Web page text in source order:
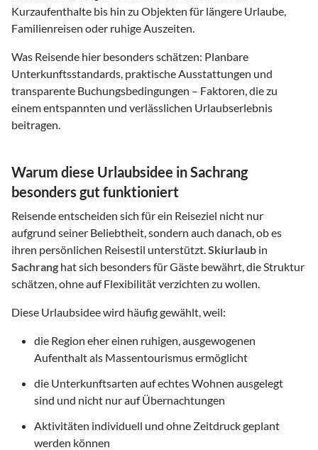
Kurzaufenthalte bis hin zu Objekten für längere Urlaube,
Familienreisen oder ruhige Auszeiten.
Was Reisende hier besonders schätzen: Planbare
Unterkunftsstandards, praktische Ausstattungen und
transparente Buchungsbedingungen – Faktoren, die zu
einem entspannten und verlässlichen Urlaubserlebnis
beitragen.
Warum diese Urlaubsidee in Sachrang
besonders gut funktioniert
Reisende entscheiden sich für ein Reiseziel nicht nur
aufgrund seiner Beliebtheit, sondern auch danach, ob es
ihren persönlichen Reisestil unterstützt. Skiurlaub in
Sachrang hat sich besonders für Gäste bewährt, die Struktur
schätzen, ohne auf Flexibilität verzichten zu wollen.
Diese Urlaubsidee wird häufig gewählt, weil:
die Region eher einen ruhigen, ausgewogenen
Aufenthalt als Massentourismus ermöglicht
die Unterkunftsarten auf echtes Wohnen ausgelegt
sind und nicht nur auf Übernachtungen
Aktivitäten individuell und ohne Zeitdruck geplant
werden können